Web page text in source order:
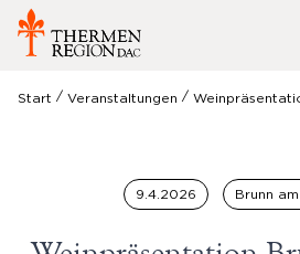
Start / Veranstaltungen /
9.4.2026 Brunn